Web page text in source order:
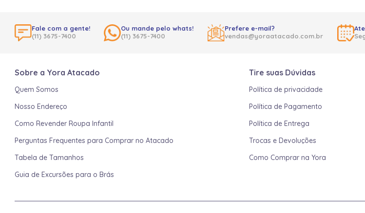
Fale com a gente!
(11) 3675-7400
Ou mande pelo whats!
(11) 3675-7400
Prefere e-mail?
vendas@yoraatacado.com.br
Sobre a Yora Atacado
Quem Somos
Nosso Endereço
Como Revender Roupa Infantil
Perguntas Frequentes para Comprar no Atacado
Tabela de Tamanhos
Guia de Excursões para o Brás
Tire suas Dúvidas
Política de privacidade
Política de Pagamento
Política de Entrega
Trocas e Devoluções
Como Comprar na Yora